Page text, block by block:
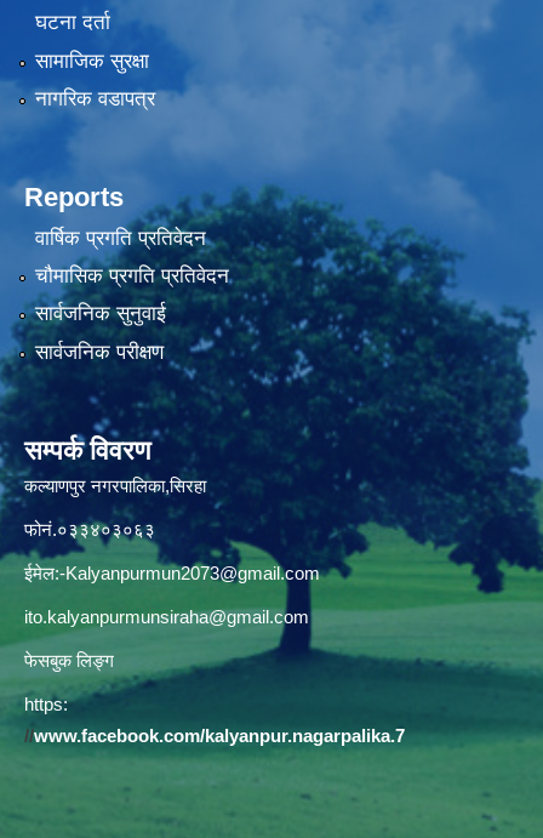
घटना दर्ता
सामाजिक सुरक्षा
नागरिक वडापत्र
Reports
वार्षिक प्रगति प्रतिवेदन
चौमासिक प्रगति प्रतिवेदन
सार्वजनिक सुनुवाई
सार्वजनिक परीक्षण
सम्पर्क विवरण
कल्याणपुर नगरपालिका,सिरहा
फोनं.०३३४०३०६३
ईमेल:-Kalyanpurmun2073@gmail.com
ito.kalyanpurmunsiraha@gmail.com
फेसबुक लिङ्ग
https:
//www.facebook.com/kalyanpur.nagarpalika.7